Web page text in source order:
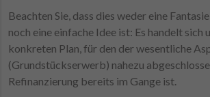
Beachten Sie, dass dies weder eine
noch eine einfache Idee ist: Es handelt sich
konkreten Plan, für den der wesentliche
(Grundstückserwerb) nahezu
Refinanzierung bereits im Gange ist.